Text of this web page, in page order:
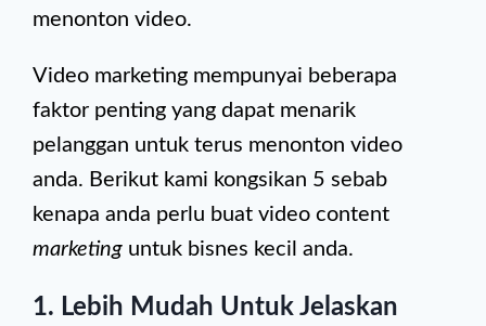
menonton video.
Video marketing mempunyai beberapa
faktor penting yang dapat menarik
pelanggan untuk terus menonton video
anda. Berikut kami kongsikan 5 sebab
kenapa anda perlu buat video content
marketing untuk bisnes kecil anda.
1. Lebih Mudah Untuk Jelaskan